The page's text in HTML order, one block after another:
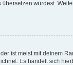
würdest.
ist meist mit deinem
Es handelt sich